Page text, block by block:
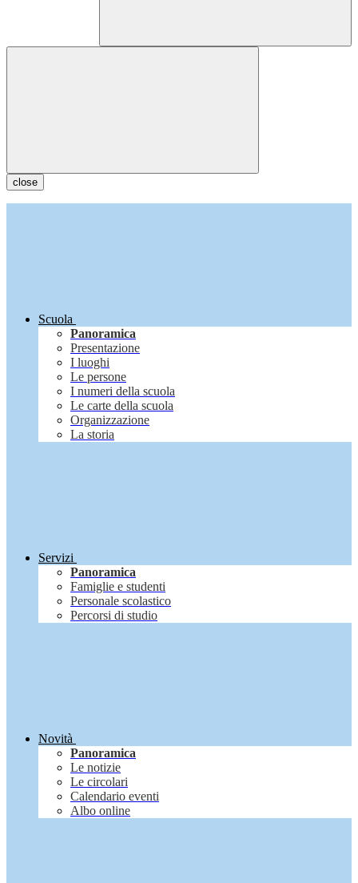
close
Scuola
Panoramica
Presentazione
I luoghi
Le persone
I numeri della scuola
Le carte della scuola
Organizzazione
La storia
Servizi
Panoramica
Famiglie e studenti
Personale scolastico
Percorsi di studio
Novità
Panoramica
Le notizie
Le circolari
Calendario eventi
Albo online